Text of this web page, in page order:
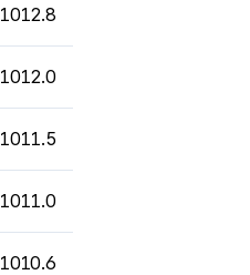
1012.8
1012.0
1011.5
1011.0
1010.6